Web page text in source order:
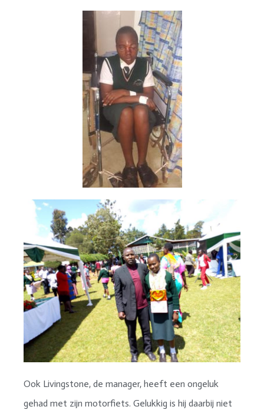
Ook Livingstone, de manager, heeft een ongeluk
gehad met zijn motorfiets. Gelukkig is hij daarbij niet